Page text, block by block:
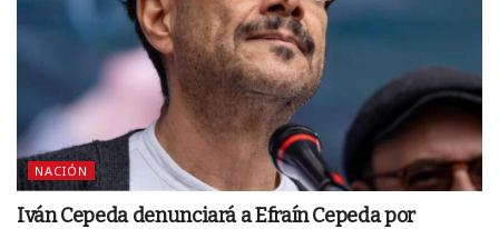
NACIÓN
Iván Cepeda denunciará a Efraín Cepeda por